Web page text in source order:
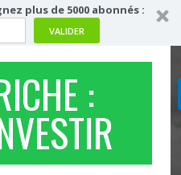
plus de 5000 abonnés :
VALIDER
: